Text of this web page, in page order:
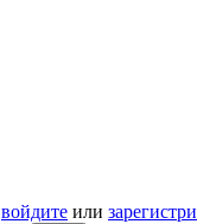
войдите или